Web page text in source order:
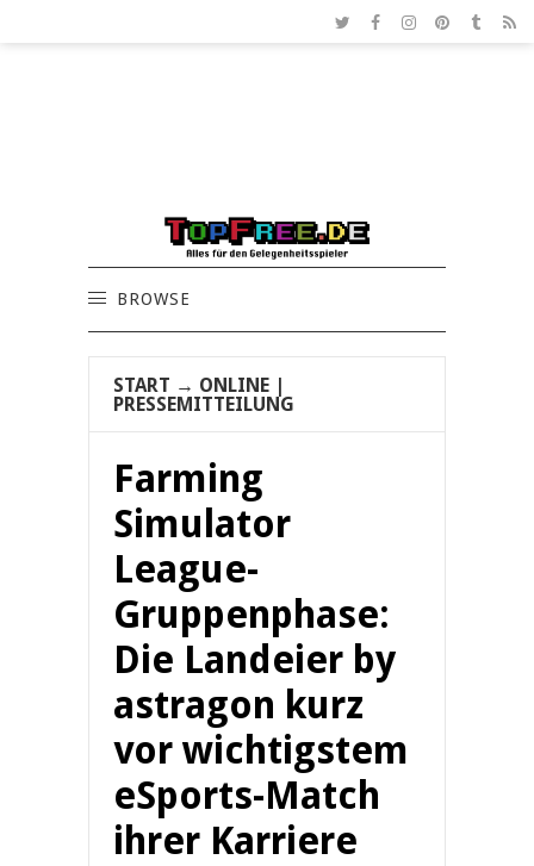
BROWSE
START → ONLINE
PRESSEMITTEILUNG
Farming
Simulator
League-
Gruppenphase:
Die Landeier by
astragon kurz
vor wichtigstem
eSports-Match
ihrer Karriere